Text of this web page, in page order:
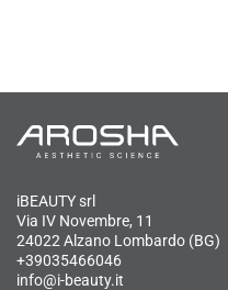
iBEAUTY srl
Via IV Novembre, 11
24022 Alzano Lombardo (BG)
+39035466046
info@i-beauty.it